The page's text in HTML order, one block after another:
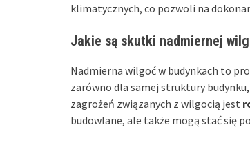
klimatycznych, co pozwoli na
Jakie są skutki nadmiernej
Nadmierna wilgoć w budynkach to
zarówno dla samej struktury
zagrożeń związanych z wilgocią jest
budowlane, ale także mogą stać się